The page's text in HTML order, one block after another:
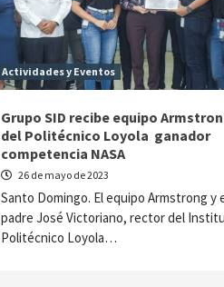
Actividades y Eventos
Grupo SID recibe equipo
del Politécnico Loyola ganador
competencia NASA
26 de mayo de 2023
Santo Domingo. El equipo Armstrong y
padre José Victoriano, rector del
Politécnico Loyola…